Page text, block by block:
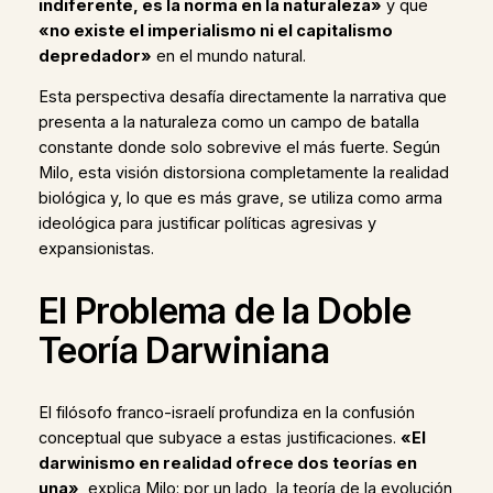
indiferente, es la norma en la naturaleza» y que
«no existe el imperialismo ni el capitalismo
depredador» en el mundo natural.
Esta perspectiva desafía directamente la narrativa que
presenta a la naturaleza como un campo de batalla
constante donde solo sobrevive el más fuerte. Según
Milo, esta visión distorsiona completamente la realidad
biológica y, lo que es más grave, se utiliza como arma
ideológica para justificar políticas agresivas y
expansionistas.
El Problema de la Doble
Teoría Darwiniana
El filósofo franco-israelí profundiza en la confusión
conceptual que subyace a estas justificaciones. «El
darwinismo en realidad ofrece dos teorías en
una» , explica Milo: por un lado, la teoría de la evolución